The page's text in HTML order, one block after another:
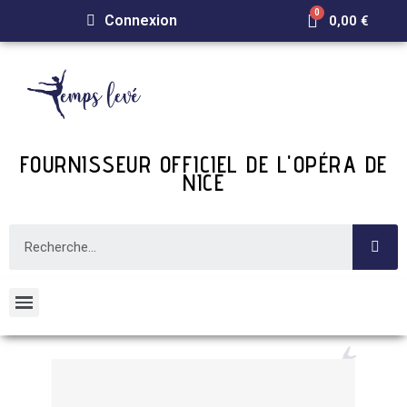
Connexion 0,00 €
FOURNISSEUR OFFICIEL DE L'OPÉRA DE
NICE